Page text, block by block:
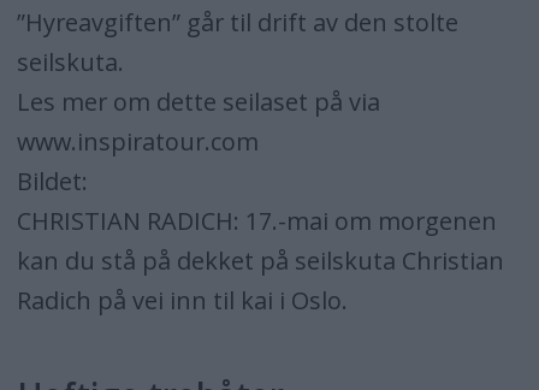
”Hyreavgiften” går til drift av den stolte
seilskuta.
Les mer om dette seilaset på via
www.inspiratour.com
Bildet:
CHRISTIAN RADICH: 17.-mai om morgenen
kan du stå på dekket på seilskuta Christian
Radich på vei inn til kai i Oslo.